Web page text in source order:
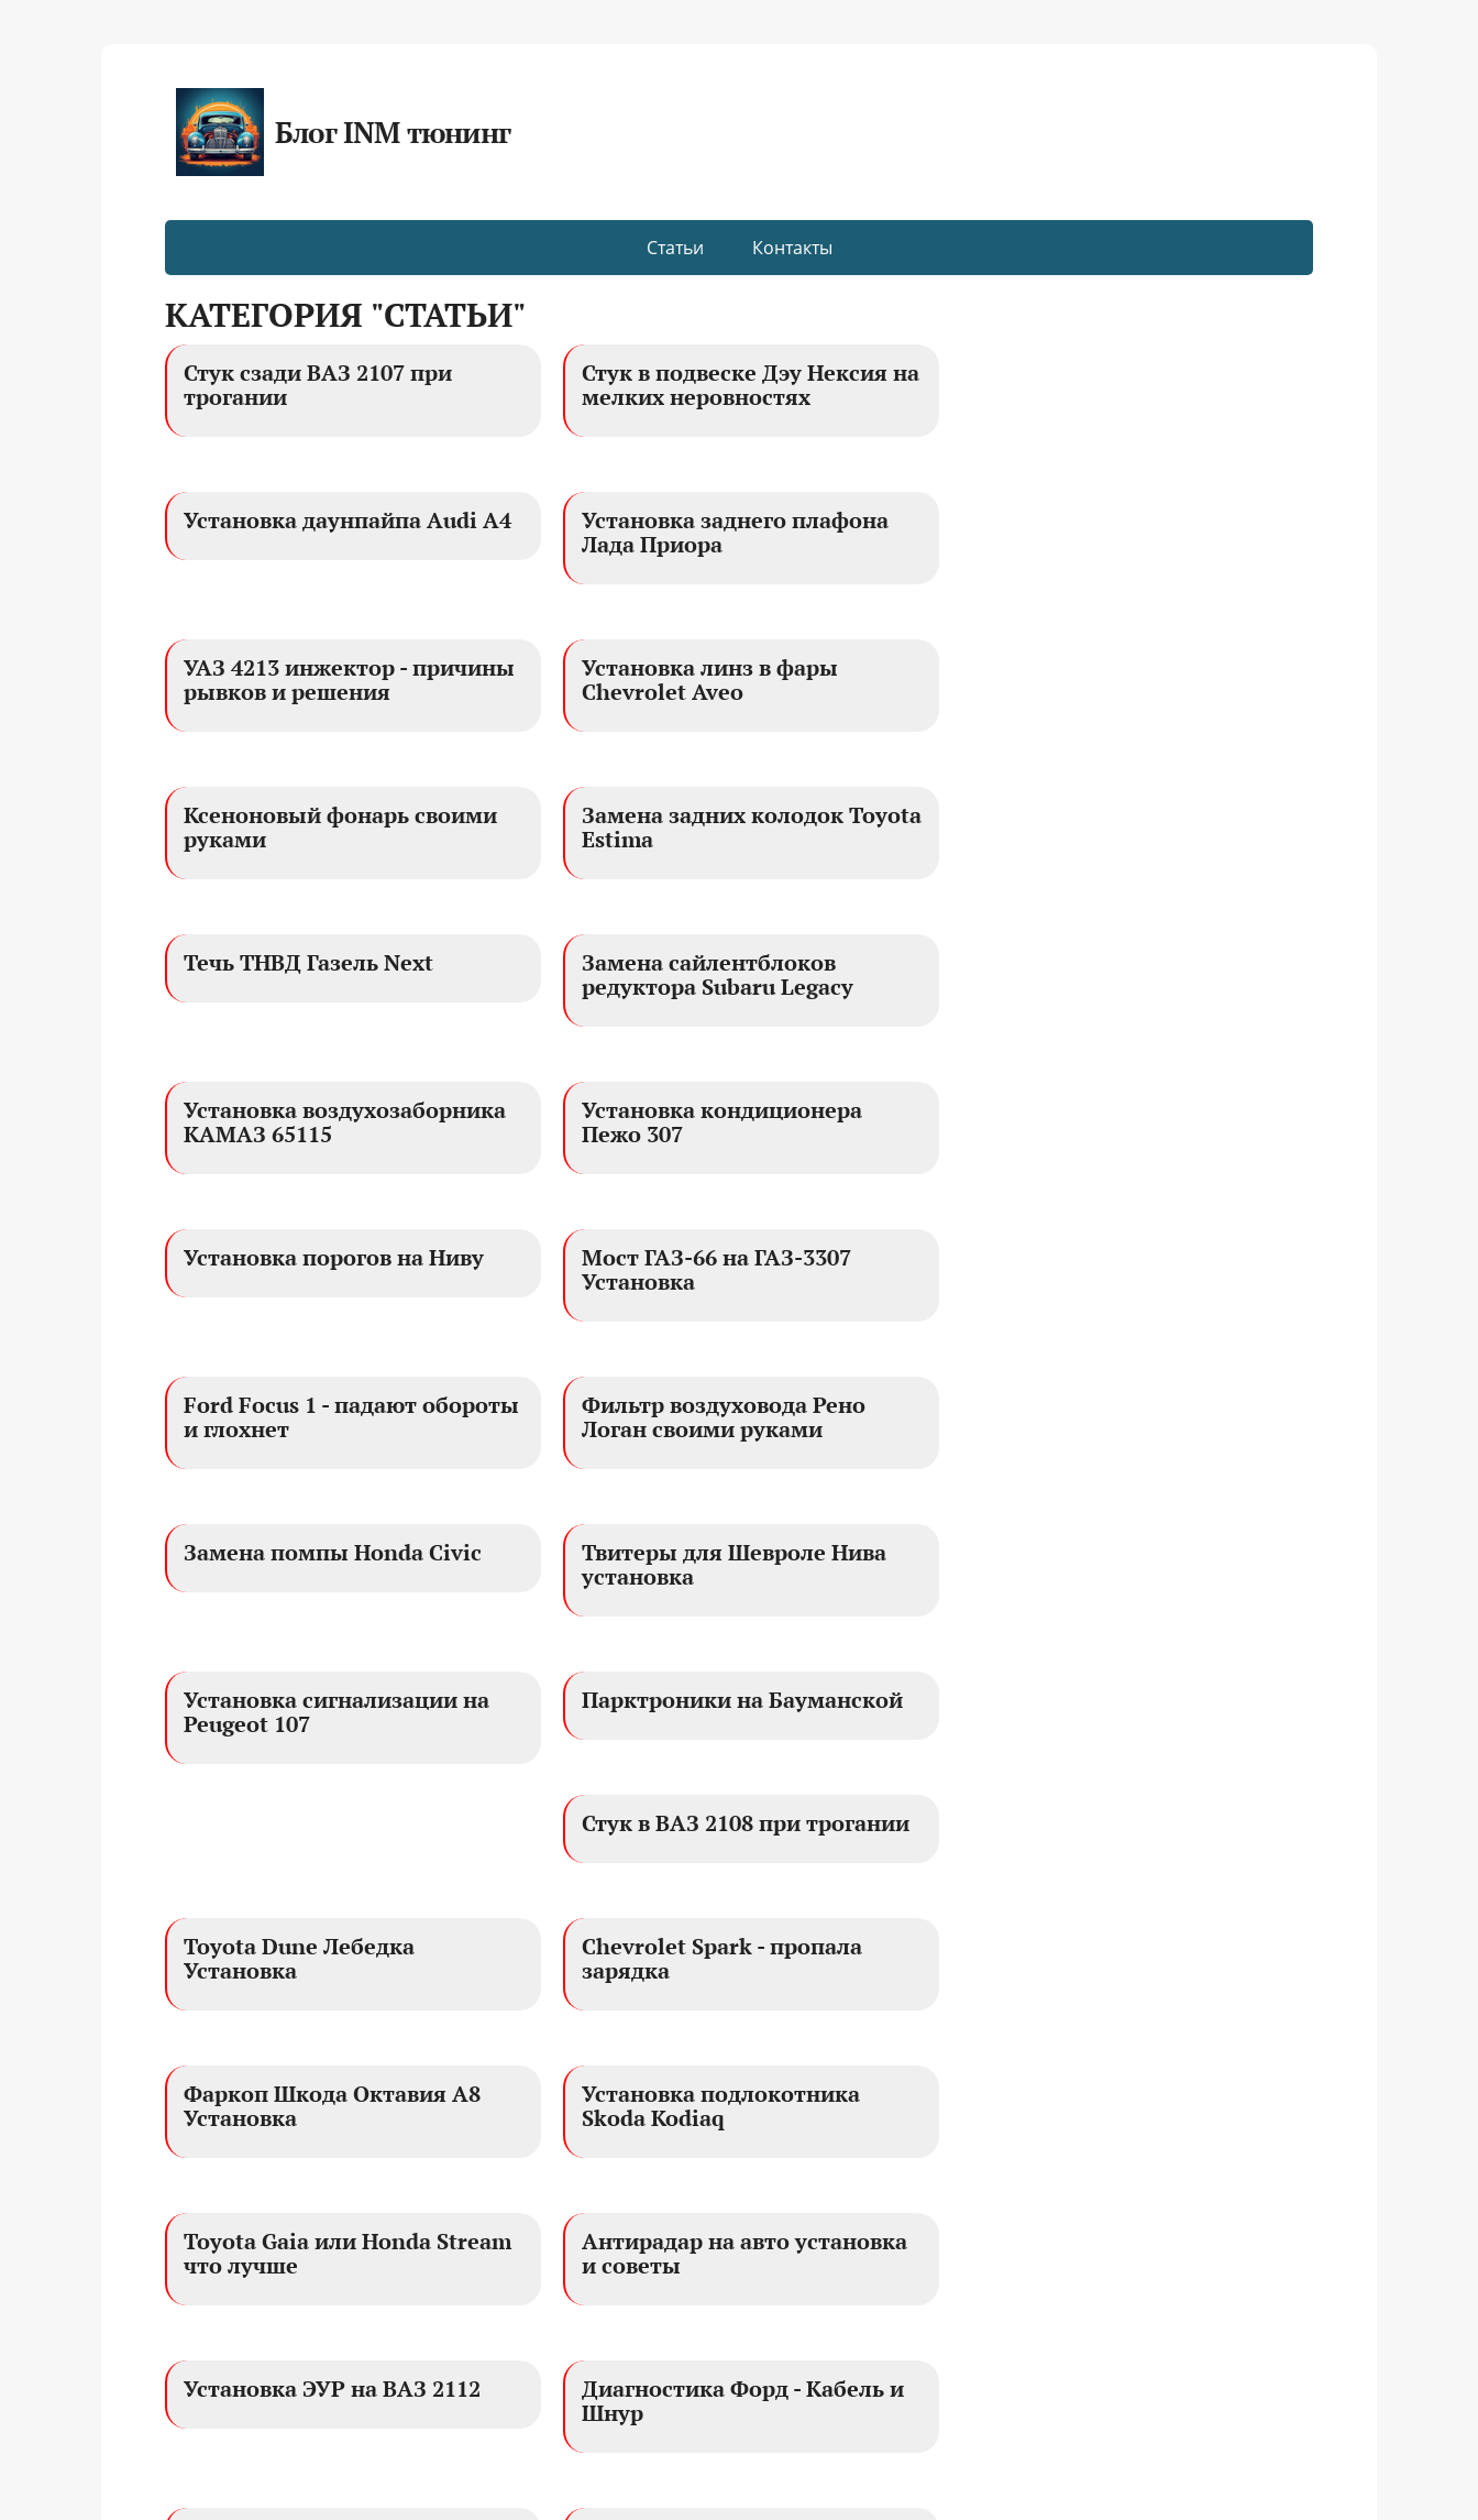
Блог INM тюнинг
Статьи Контакты
КАТЕГОРИЯ "СТАТЬИ"
Стук сзади ВАЗ 2107 при
трогании
Стук в подвеске Дэу Нексия на
мелких неровностях
Установка даунпайпа Audi A4
Установка заднего плафона
Лада Приора
УАЗ 4213 инжектор - причины
рывков и решения
Установка линз в фары
Chevrolet Aveo
Ксеноновый фонарь своими
руками
Замена задних колодок Toyota
Estima
Течь ТНВД Газель Next
Замена сайлентблоков
редуктора Subaru Legacy
Установка воздухозаборника
КАМАЗ 65115
Установка кондиционера
Пежо 307
Установка порогов на Ниву
Мост ГАЗ-66 на ГАЗ-3307
Установка
Ford Focus 1 - падают обороты
и глохнет
Фильтр воздуховода Рено
Логан своими руками
Замена помпы Honda Civic
Твитеры для Шевроле Нива
установка
Установка сигнализации на
Peugeot 107
Парктроники на Бауманской
Стук в ВАЗ 2108 при трогании
Toyota Dune Лебедка
Установка
Chevrolet Spark - пропала
зарядка
Фаркоп Шкода Октавия А8
Установка
Установка подлокотника
Skoda Kodiaq
Toyota Gaia или Honda Stream
что лучше
Антирадар на авто установка
и советы
Установка ЭУР на ВАЗ 2112
Диагностика Форд - Кабель и
Шнур